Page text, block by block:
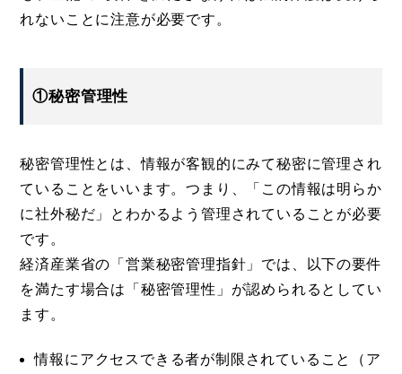
れないことに注意が必要です。
①秘密管理性
秘密管理性とは、情報が客観的にみて秘密に管理され
ていることをいいます。つまり、「この情報は明らか
に社外秘だ」とわかるよう管理されていることが必要
です。
経済産業省の「営業秘密管理指針」では、以下の要件
を満たす場合は「秘密管理性」が認められるとしてい
ます。
情報にアクセスできる者が制限されていること（ア